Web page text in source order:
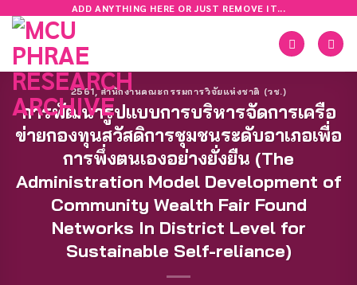
content
ADD ANYTHING HERE OR JUST REMOVE IT...
2561,สำนักงานคณะกรรมการวิจัยแห่งชาติ (วช.)
การพัฒนารูปแบบการบริหารจัดการเครือ
ข่ายกองทุนสวัสดิการชุมชนระดับอาเภอเพื่อ
การพึ่งตนเองอย่างยั่งยืน (The
Administration Model Development of
Community Wealth Fair Found
Networks In District Level for
Sustainable Self-reliance)